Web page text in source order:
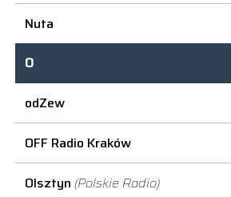
Nuta
O
odZew
OFF Radio Kraków
Olsztyn (Polskie Radio)